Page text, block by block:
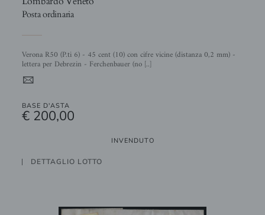
Posta ordinaria
Verona R50 (P.ti 6) - 45 cent (10) con cifre vicine (distanza 0,2 mm) -
lettera per Debrezin - Ferchenbauer (no [..]
4
BASE D'ASTA
€ 200,00
INVENDUTO
DETTAGLIO LOTTO